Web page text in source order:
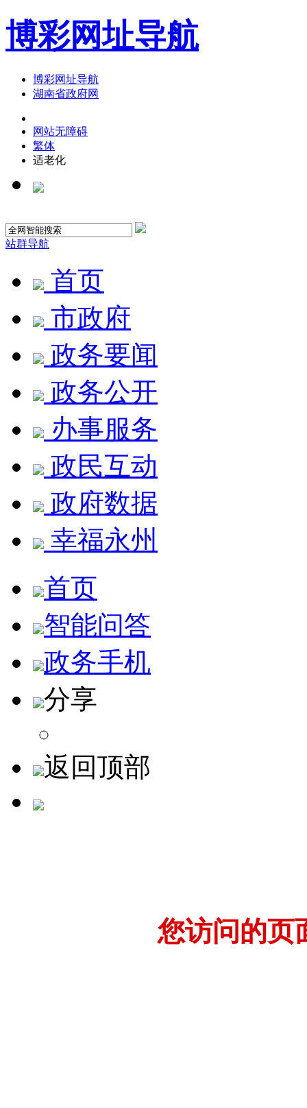
博彩网址导航
博彩网址导航
湖南省政府网
网站无障碍
繁体
适老化
站群导航
首页
市政府
政务要闻
政务公开
办事服务
政民互动
政府数据
幸福永州
首页
智能问答
政务手机
分享
返回顶部
您访问的页